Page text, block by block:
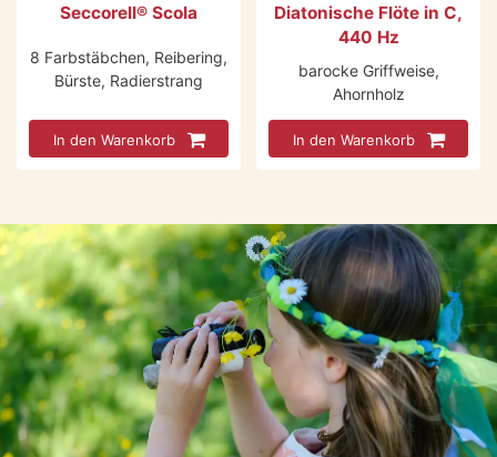
Seccorell® Scola
8 Farbstäbchen, Reibering,
Bürste, Radierstrang
In den Warenkorb
Diatonische Flöte in C,
440 Hz
barocke Griffweise,
Ahornholz
In den Warenkorb